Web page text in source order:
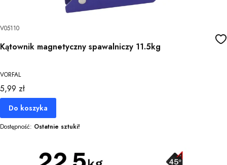
V05110
Kątownik magnetyczny spawalniczy 11.5kg
VORFAL
Cena
5,99 zł
Do koszyka
Dostępność: Ostatnie sztuki!